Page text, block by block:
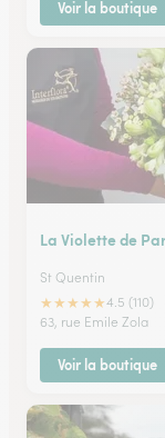
Voir la boutique
La Violette de
St Quentin
★★★★★4.5 (110)
63, rue Emile Zola
Voir la boutique